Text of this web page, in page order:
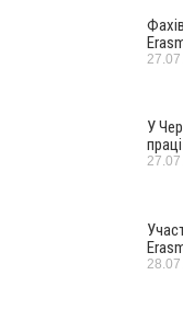
У